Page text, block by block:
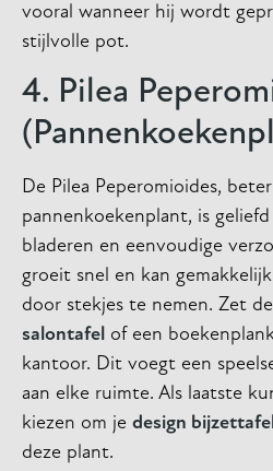
vooral wanneer hij wordt
stijlvolle pot.
4. Pilea
De Pilea Peperomioides,
pannenkoekenplant, is
bladeren en eenvoudige
groeit snel en kan
door stekjes te nemen. Zet
salontafel of een
kantoor. Dit voegt een
aan elke ruimte. Als laatste
kiezen om je design
deze plant.